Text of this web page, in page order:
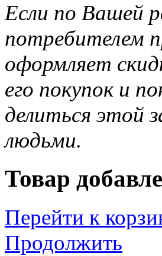
Если по Вашей
потребителем
оформляет
его покупок и
делиться этой
людьми.
Товар
Перейти к
Продолжить